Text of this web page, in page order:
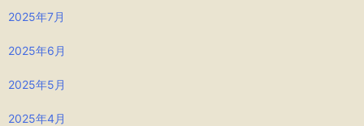
2025年7月
2025年6月
2025年5月
2025年4月